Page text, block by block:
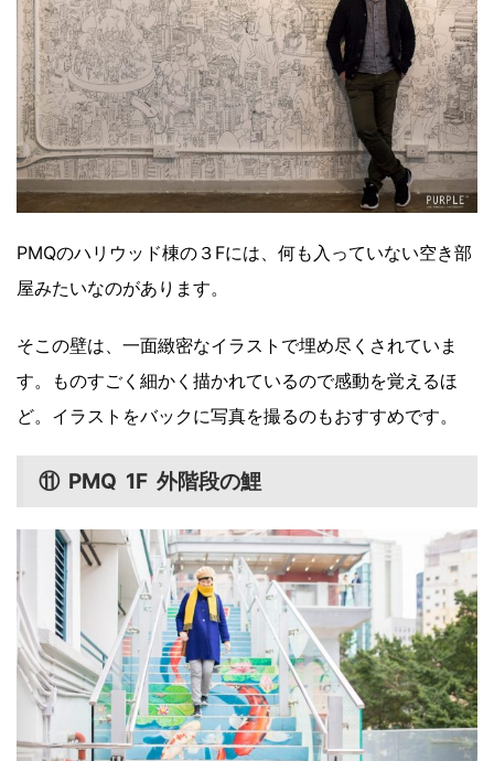
PMQのハリウッド棟の３Fには、何も入っていない空き部
屋みたいなのがあります。
そこの壁は、一面緻密なイラストで埋め尽くされていま
す。ものすごく細かく描かれているので感動を覚えるほ
ど。イラストをバックに写真を撮るのもおすすめです。
⑪ PMQ 1F 外階段の鯉